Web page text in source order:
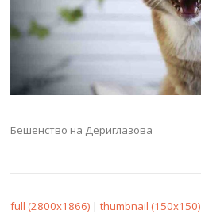
Бешенство на Дериглазова
full (2800x1866) |thumbnail (150x150)